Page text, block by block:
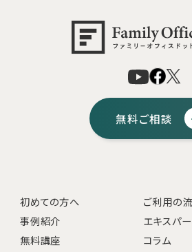
無料ご相談
初めての方へ
ご利用の
事例紹介
エキスパ
無料講座
コラム